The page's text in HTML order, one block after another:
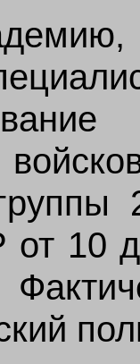
10